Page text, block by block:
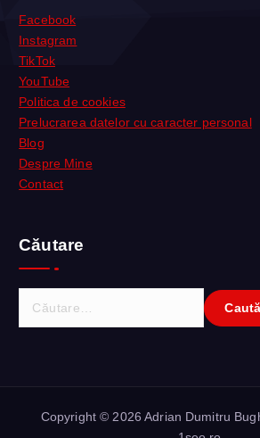
Facebook
Instagram
TikTok
YouTube
Politica de cookies
Prelucrarea datelor cu caracter personal
Blog
Despre Mine
Contact
Căutare
Copyright © 2026 Adrian Dumitru